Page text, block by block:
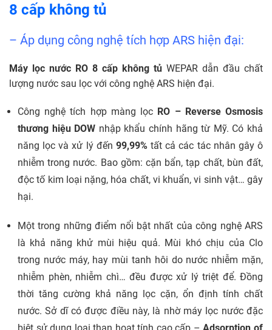
8 cấp không tủ
– Áp dụng công nghệ tích hợp ARS hiện đại:
Máy lọc nước RO 8 cấp không tủ WEPAR dẫn đầu chất
lượng nước sau lọc với công nghệ ARS hiện đại.
Công nghệ tích hợp màng lọc RO – Reverse Osmosis
thương hiệu DOW nhập khẩu chính hãng từ Mỹ. Có khả
năng lọc và xử lý đến 99,99%tất cả các tác nhân gây ô
nhiễm trong nước. Bao gồm: cặn bẩn, tạp chất, bùn đất,
độc tố kim loại nặng, hóa chất, vi khuẩn, vi sinh vật… gây
hại.
Một trong những điểm nổi bật nhất của công nghệ ARS
là khả năng khử mùi hiệu quả. Mùi khó chịu của Clo
trong nước máy, hay mùi tanh hôi do nước nhiễm mặn,
nhiễm phèn, nhiễm chì… đều được xử lý triệt để. Đồng
thời tăng cường khả năng lọc cặn, ổn định tính chất
nước. Sở dĩ có được điều này, là nhờ máy lọc nước đặc
biệt sử dụng loại than hoạt tính cao cấp – Adsorption of